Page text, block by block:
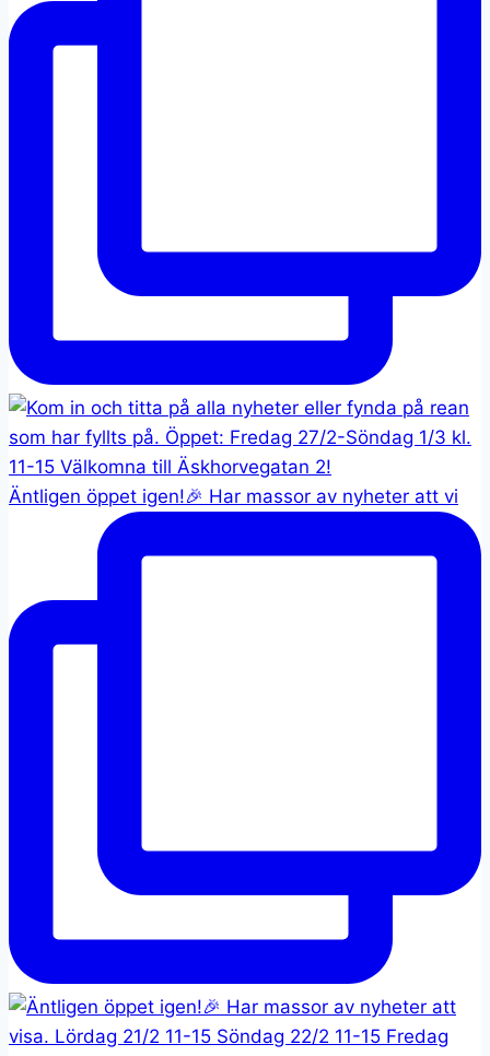
Äntligen öppet igen!🎉 Har massor av nyheter att vi